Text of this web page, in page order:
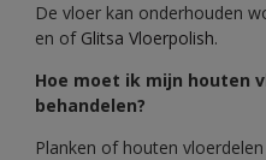
De vloer kan onderhouden
en of Glitsa Vloerpolish.
Hoe moet ik mijn houten
behandelen?
Planken of houten